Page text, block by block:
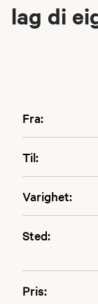
lag di
Fra:
Til:
Varighet:
Sted:
Pris: